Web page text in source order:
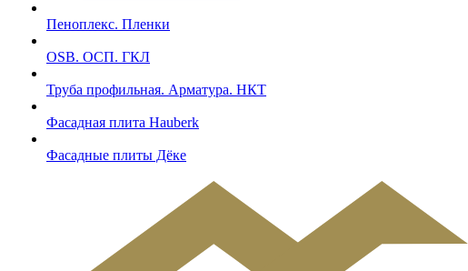
Пеноплекс. Пленки
OSB. ОСП. ГКЛ
Труба профильная. Арматура. НКТ
Фасадная плита Hauberk
Фасадные плиты Дёке